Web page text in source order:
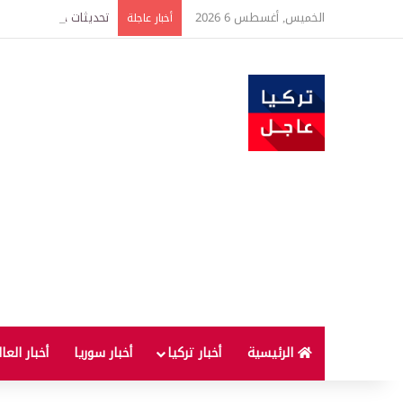
الخميس, أغسطس 6 2026 أخبار عاجلة
الرئيسية أخبار تركيا أخبار سوريا أخبار